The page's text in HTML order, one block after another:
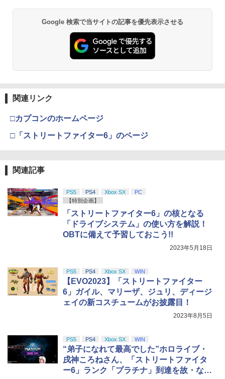
Google 検索で当サイトの記事を優先表示させる
関連リンク
□カプコンのホームページ
□「ストリートファイター6」のページ
関連記事
PS5 PS4 Xbox SX
PC
【特別企画】
「ストリートファイター6」の核となる
「ドライブシステム」の使い方を解説！
OBTに備えて予習しておこう!!
2023年5月18日
PS5 PS4 Xbox SX WIN
【EVO2023】「ストリートファイター
6」ガイル、マリーザ、ジュリ、ディージ
ェイの新コスチュームがお披露目！
2023年8月5日
PS5 PS4 Xbox SX WIN
“弟子になれて最高でした”ホロライブ・
戌神ころねさん、「ストリートファイタ
ー6」ランク「プラチナ」到達を故・なな